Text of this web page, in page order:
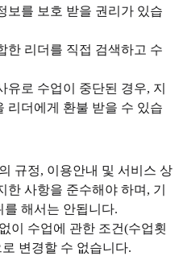
보를 보호 받을 권리가 있습
한 리더를 직접 검색하고 수
로 수업이 중단된 경우, 지
리더에게 환불 받을 수 있습
규정, 이용안내 및 서비스 상
사항을 준수해야 하며, 기
해서는 안됩니다.
이 수업에 관한 조건(수업횟
변경할 수 없습니다.